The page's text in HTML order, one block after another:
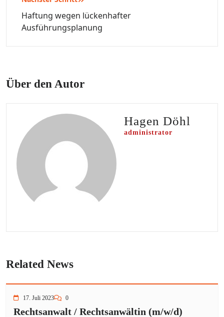
Haftung wegen lückenhafter
Ausführungsplanung
Über den Autor
Hagen Döhl
administrator
Related News
17. Juli 2023 0
Rechtsanwalt / Rechtsanwältin (m/w/d)